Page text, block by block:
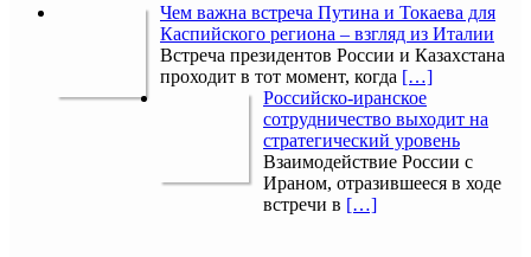
Чем важна встреча Путина и Токаева для
Каспийского региона – взгляд из Италии
Встреча президентов России и Казахстана
проходит в тот момент, когда […]
Российско-иранское
сотрудничество выходит на
стратегический уровень
Взаимодействие России с
Ираном, отразившееся в ходе
встречи в […]